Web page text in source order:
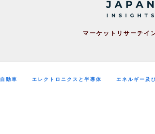
マーケットリサーチイ
自動車 エレクトロニクスと半導体 エネルギー及